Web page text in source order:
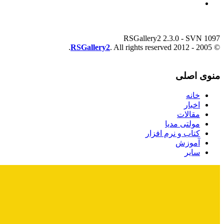
RSGallery2 2.3.0 - SVN 1097
© 2005 - 2012
RSGallery2. All rights reserved.
منوی اصلی
خانه
اخبار
مقالات
مولتی مدیا
کتاب و نرم افزار
آموزش
سایر